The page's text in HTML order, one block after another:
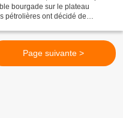
bourgade sur le plateau
pétrolières ont décidé de
Page suivante >